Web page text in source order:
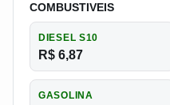
COMBUSTIVEIS
DIESEL S10
R$ 6,87
GASOLINA